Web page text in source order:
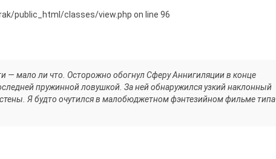
public_html/classes/view.php on line 96
— мало ли что. Осторожно обогнул Сферу Аннигиляции в конце
пружинной ловушкой. За ней обнаружился узкий наклонный
Я будто очутился в малобюджетном фэнтезийном фильме типа